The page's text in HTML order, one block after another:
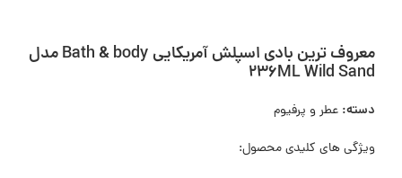
معروف ترین بادی اسپلش آمریکایی Bath & body مدل
236ML Wild Sand
دسته: عطر و پرفیوم
ویژگی های کلیدی محصول: